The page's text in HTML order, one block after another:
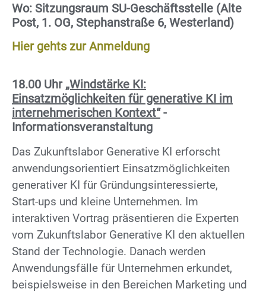
Wo: Sitzungsraum SU-Geschäftsstelle (Alte
Post, 1. OG, Stephanstraße 6, Westerland)
Hier gehts zur Anmeldung
18.00 Uhr „Windstärke KI:
Einsatzmöglichkeiten für generative KI im
internehmerischen Kontext“-
Informationsveranstaltung
Das Zukunftslabor Generative KI erforscht
anwendungsorientiert Einsatzmöglichkeiten
generativer KI für Gründungsinteressierte,
Start-ups und kleine Unternehmen. Im
interaktiven Vortrag präsentieren die Experten
vom Zukunftslabor Generative KI den aktuellen
Stand der Technologie. Danach werden
Anwendungsfälle für Unternehmen erkundet,
beispielsweise in den Bereichen Marketing und